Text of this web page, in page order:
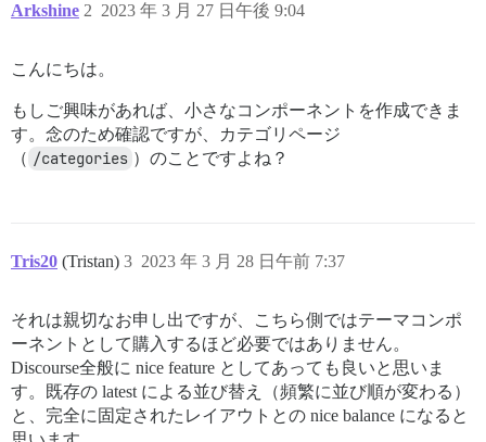
Arkshine 2023 年 3 月 27 日午後 9:04
2
こんにちは。
もしご興味があれば、小さなコンポーネントを作成できま
す。念のため確認ですが、カテゴリページ
（ /categories ）のことですよね？
Tris20 (Tristan) 2023 年 3 月 28 日午前 7:37
3
それは親切なお申し出ですが、こちら側ではテーマコンポ
ーネントとして購入するほど必要ではありません。
Discourse全般に nice feature としてあっても良いと思いま
す。既存の latest による並び替え（頻繁に並び順が変わる）
と、完全に固定されたレイアウトとの nice balance になると